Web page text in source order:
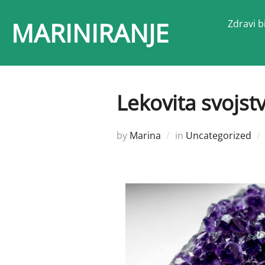
contentMARINIRANJE Zdravi
Lekovita
by Marina in Uncategorized